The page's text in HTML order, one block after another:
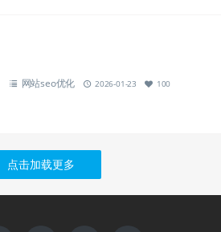
网站seo优化 2026-01-23 100
点击加载更多